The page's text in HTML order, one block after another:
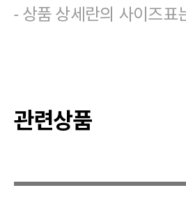
- 상품 상세란의 사이즈표
관련상품